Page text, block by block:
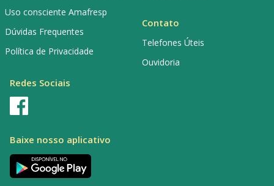
Uso consciente Amafresp
Dúvidas Frequentes
Política de Privacidade
Contato
Telefones Úteis
Ouvidoria
Redes Sociais
Baixe nosso aplicativo